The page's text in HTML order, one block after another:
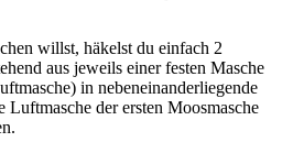
willst, häkelst du einfach 2
aus jeweils einer festen Masche
in nebeneinanderliegende
Luftmasche der ersten Moosmasche